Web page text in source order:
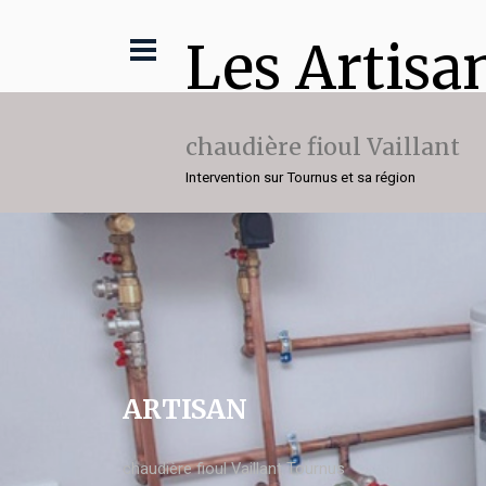
Les
chaudière fioul Vaillant
Intervention sur Tournus et sa région
ARTISAN
chaudière fioul Vaillant Tournus